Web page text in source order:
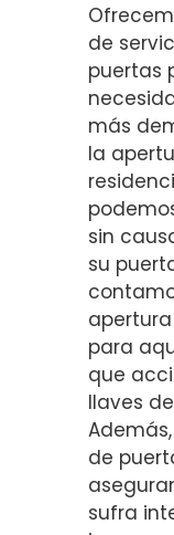
de
puertas
más
la
sin
su
para
que
llaves
de
sufra